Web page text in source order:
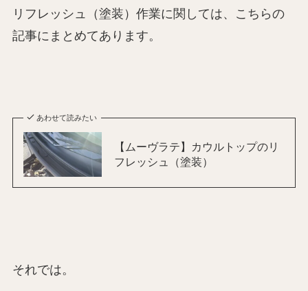
リフレッシュ（塗装）作業に関しては、こちらの
記事にまとめてあります。
あわせて読みたい
【ムーヴラテ】カウルトップのリ
フレッシュ（塗装）
それでは。